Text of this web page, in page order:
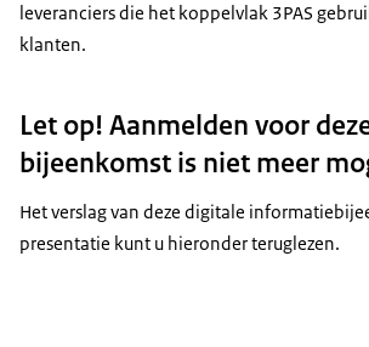
leveranciers die het koppelvlak 3PAS
klanten.
Let op! Aanmelden voor
bijeenkomst is niet meer
Het verslag van deze digitale
presentatie kunt u hieronder teruglezen.